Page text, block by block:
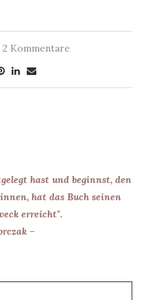
2 Kommentare
hast und beginnst, den
hat das Buch seinen
erreicht".
–